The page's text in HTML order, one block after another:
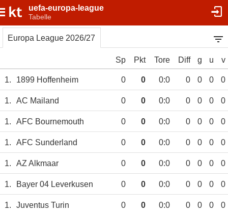
uefa-europa-league
Tabelle
Europa League 2026/27
Sp Pkt Tore Diff g u v
1. 1899 Hoffenheim 0 0 0:0 0 0 0 0
1. AC Mailand 0 0 0:0 0 0 0 0
1. AFC Bournemouth 0 0 0:0 0 0 0 0
1. AFC Sunderland 0 0 0:0 0 0 0 0
1. AZ Alkmaar 0 0 0:0 0 0 0 0
1. Bayer 04 Leverkusen 0 0 0:0 0 0 0 0
1. Juventus Turin 0 0 0:0 0 0 0 0